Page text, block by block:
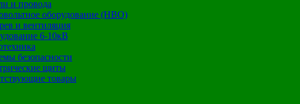
и провода
оборудование (НВО)
и вентиляция
6-10кВ
безопасности
щиты
товары